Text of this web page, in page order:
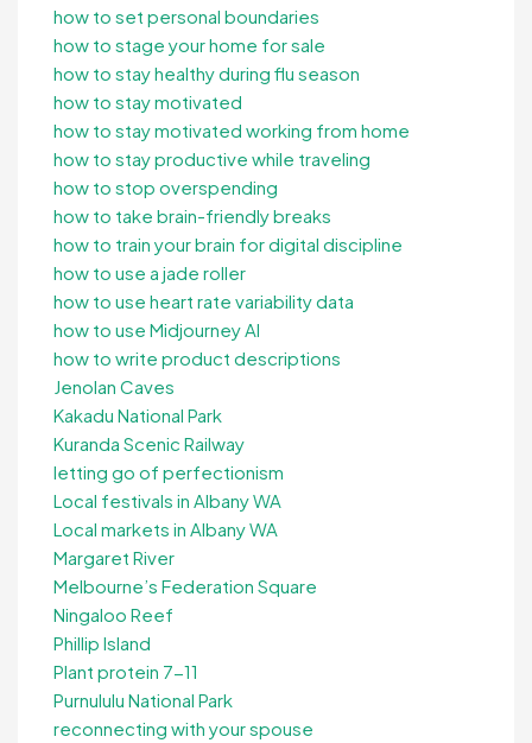
how to set personal boundaries
how to stage your home for sale
how to stay healthy during flu season
how to stay motivated
how to stay motivated working from home
how to stay productive while traveling
how to stop overspending
how to take brain-friendly breaks
how to train your brain for digital discipline
how to use a jade roller
how to use heart rate variability data
how to use Midjourney AI
how to write product descriptions
Jenolan Caves
Kakadu National Park
Kuranda Scenic Railway
letting go of perfectionism
Local festivals in Albany WA
Local markets in Albany WA
Margaret River
Melbourne’s Federation Square
Ningaloo Reef
Phillip Island
Plant protein 7-11
Purnululu National Park
reconnecting with your spouse